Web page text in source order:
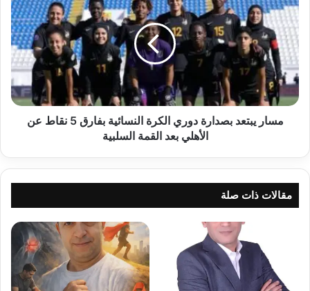
بصدارة
دوري
الكرة
النسائية
بفارق
5
نقاط
مسار يبتعد بصدارة دوري الكرة النسائية بفارق 5 نقاط عن
الأهلي بعد القمة السلبية
مقالات ذات صلة